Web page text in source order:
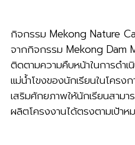
กิจกรรม Mekong Nature
จากกิจกรรม Mekong Dam
ติดตามความคืบหน้าในการดำเ
แม่น้ำโขงของนักเรียนในโคร
เสริมศักยภาพให้นักเรียนสาม
ผลิตโครงงานได้ตรงตามเป้าห